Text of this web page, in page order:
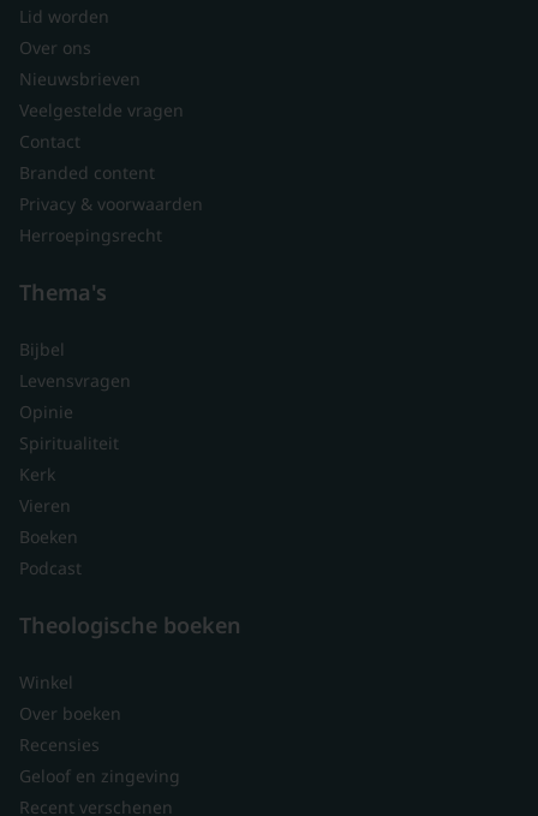
Lid worden
Over ons
Nieuwsbrieven
Veelgestelde vragen
Contact
Branded content
Privacy & voorwaarden
Herroepingsrecht
Thema's
Bijbel
Levensvragen
Opinie
Spiritualiteit
Kerk
Vieren
Boeken
Podcast
Theologische boeken
Winkel
Over boeken
Recensies
Geloof en zingeving
Recent verschenen